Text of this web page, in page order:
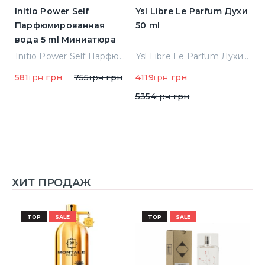
Initio Power Self
Парфюмированная
вода 5 ml Миниатюра
Initio Power Self Парфюмированная вода 5 ml Миниатюра
581 грн грн 755грнгрн
Ysl Libre Le Parfum Духи
50 ml
Ysl Libre Le Parfum Духи 50 ml
4119грн грн
5354грнгрн
ХИТ ПРОДАЖ
TOP SALE TOP SALE